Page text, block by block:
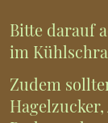
Bitte darauf
im
Zudem